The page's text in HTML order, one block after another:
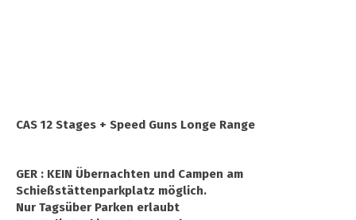
CAS 12 Stages + Speed Guns Longe Range
GER : KEIN Übernachten und Campen am
Schießstättenparkplatz möglich.
Nur Tagsüber Parken erlaubt